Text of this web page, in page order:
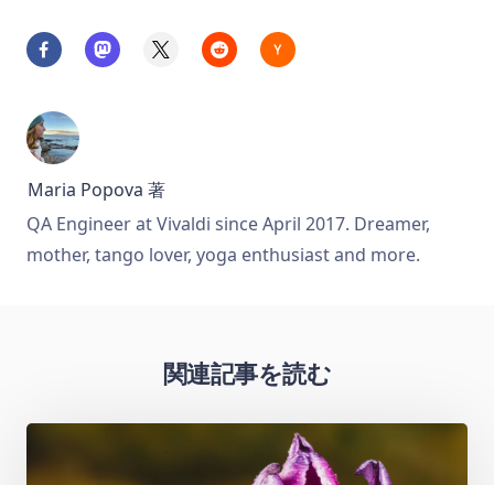
Maria Popova 著
QA Engineer at Vivaldi since April 2017. Dreamer,
mother, tango lover, yoga enthusiast and more.
関連記事を読む